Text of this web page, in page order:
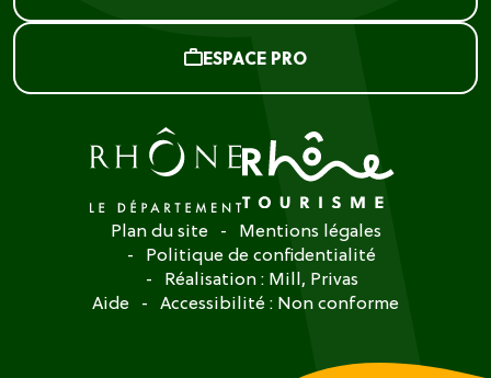
ESPACE PRO
Plan du site
Mentions légales
Politique de confidentialité
Réalisation : Mill, Privas
Aide
Accessibilité : Non conforme